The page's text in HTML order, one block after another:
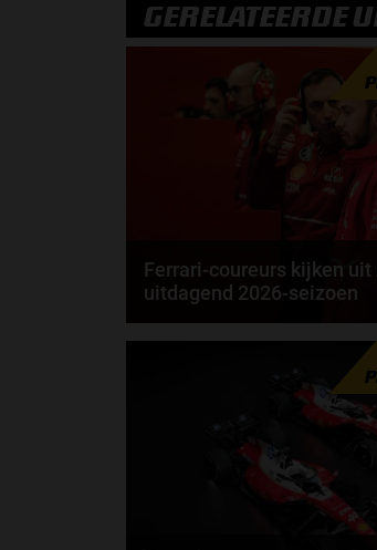
GERELATEERDE
Ferrari-coureurs kijken uit
uitdagend 2026-seizoen
Lewis Hamilton rijdt in 2027 al 20
1. Toch geeft de Brit aan dat